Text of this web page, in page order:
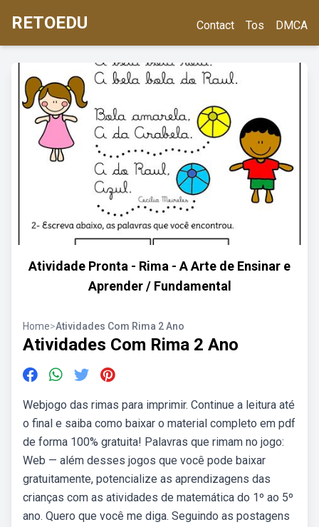
RETOEDU Contact Tos DMCA
Atividade Pronta - Rima - A Arte de Ensinar e
Aprender / Fundamental
Home>Atividades Com Rima 2 Ano
Atividades Com Rima 2 Ano
Webjogo das rimas para imprimir. Continue a leitura até
o final e saiba como baixar o material completo em pdf
de forma 100% gratuita! Palavras que rimam no jogo:
Web — além desses jogos que você pode baixar
gratuitamente, potencialize as aprendizagens das
crianças com as atividades de matemática do 1º ao 5º
ano. Quero que você me diga. Seguindo as postagens